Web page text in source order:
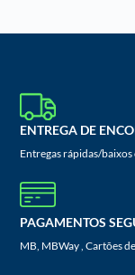
ENTREGA DE
Entregas rápidas/baixos
PAGAMENTOS
MB, MBWay , Cartões